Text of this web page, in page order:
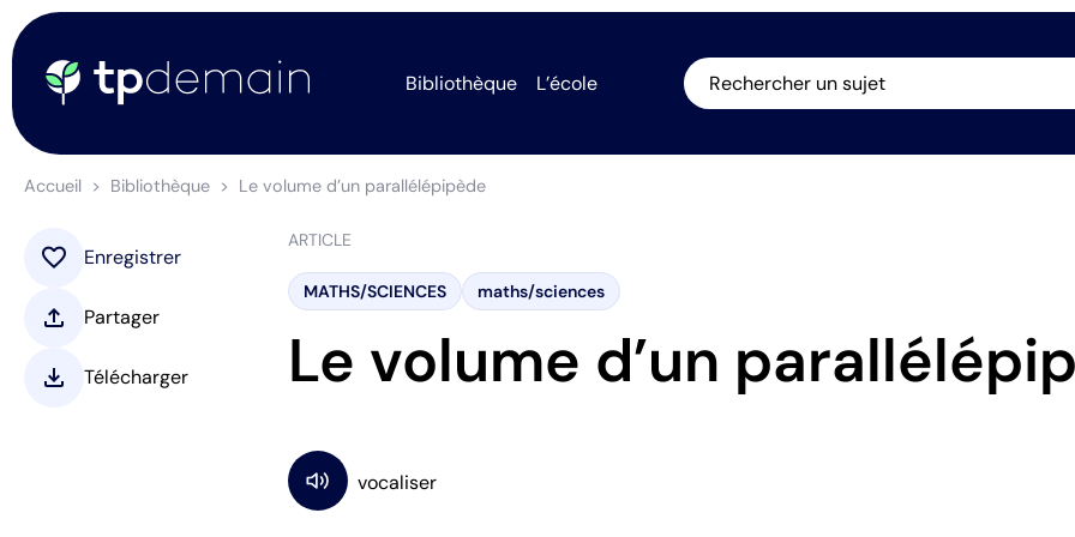
Bibliothèque L’école Rechercher un sujet
Accueil Bibliothèque Le volume d’un parallélépipède
ARTICLE
MATHS/SCIENCES maths/sciences
Le volume d’un
favorite Enregistrer
upload Partager
download Télécharger